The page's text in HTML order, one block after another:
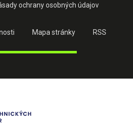
ochrany osobných údajov
Mapa stránky RSS